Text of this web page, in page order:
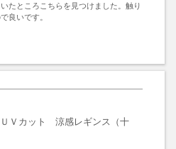
たところこちらを見つけました。触り
良いです。
Ｖカット 涼感レギンス（十